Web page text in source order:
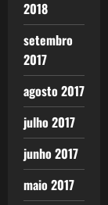
2018
setembro
2017
agosto 2017
julho 2017
junho 2017
maio 2017